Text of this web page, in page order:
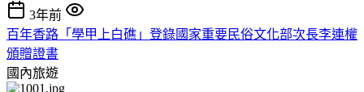
3年前
百年香路「學甲上白礁」登錄國家重要民俗文化部次長李連權
頒贈證書
國內旅遊